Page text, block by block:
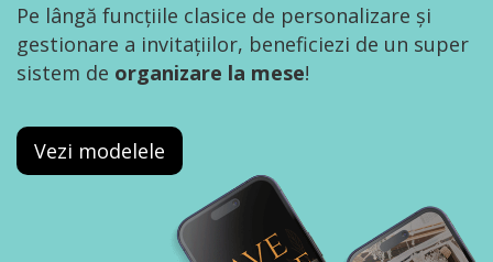
Pe lângă funcțiile clasice de personalizare și
gestionare a invitațiilor, beneficiezi de un super
sistem de organizare la mese!
Vezi modelele